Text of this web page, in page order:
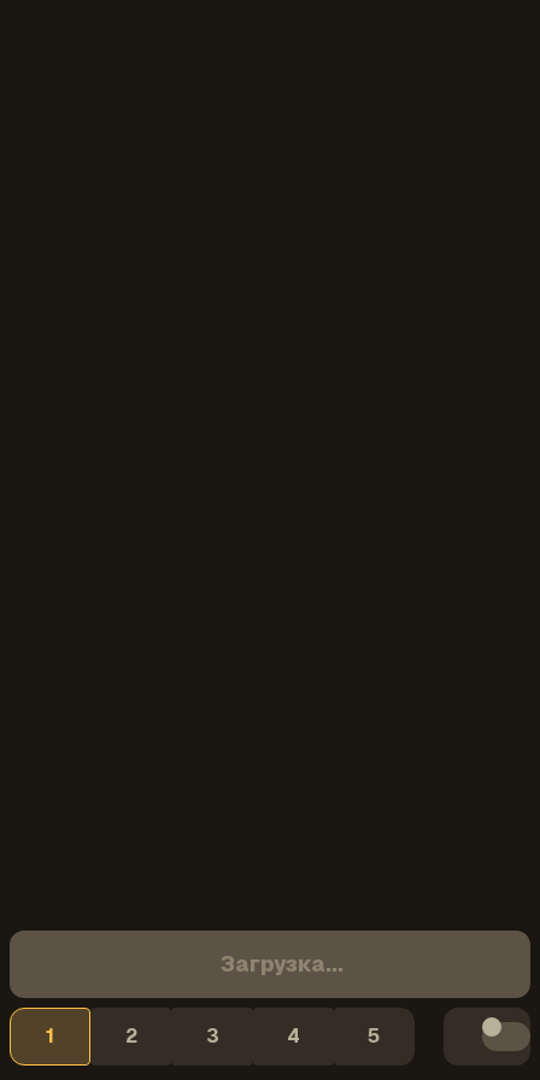
1 2 3 4 5
Загрузка...